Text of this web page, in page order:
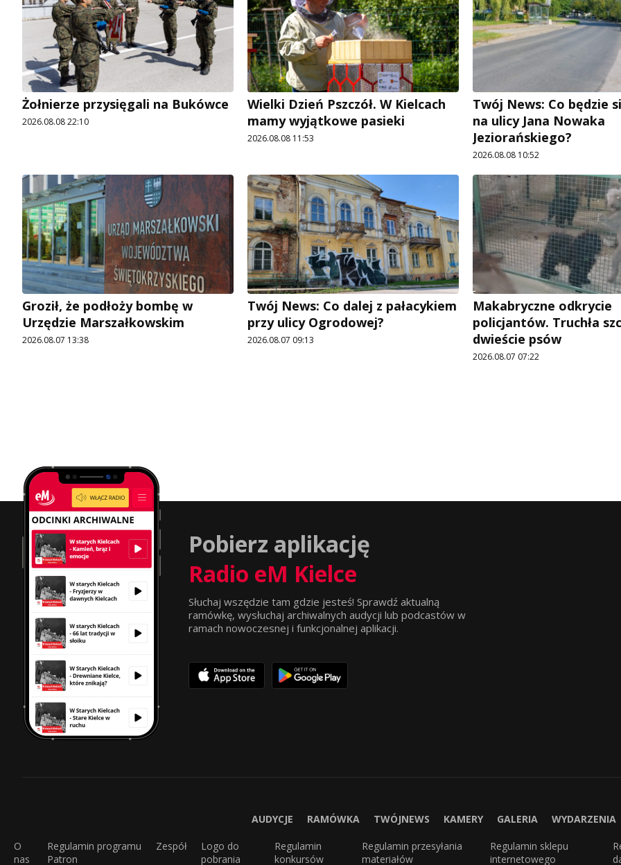
Żołnierze przysięgali na Bukówce
2026.08.08 22:10
Wielki Dzień Pszczół. W Kielcach
mamy wyjątkowe pasieki
2026.08.08 11:53
Twój News: Co będzie
na ulicy Jana Nowaka
Jeziorańskiego?
2026.08.08 10:52
Groził, że podłoży bombę w
Urzędzie Marszałkowskim
2026.08.07 13:38
Twój News: Co dalej z pałacykiem
przy ulicy Ogrodowej?
2026.08.07 09:13
Makabryczne odkrycie
policjantów. Truchła
dwieście psów
2026.08.07 07:22
Pobierz aplikację
Radio eM Kielce
Słuchaj wszędzie tam gdzie jesteś! Sprawdź aktualną
ramówkę, wysłuchaj archiwalnych audycji lub podcastów w
ramach nowoczesnej i funkcjonalnej aplikacji.
AUDYCJE RAMÓWKA TWÓJNEWS KAMERY GALERIA WYDARZENIA
O
nas
Regulamin programu
Patron
Zespół
Logo do
pobrania
Regulamin
konkursów
Regulamin przesyłania
materiałów
Regulamin sklepu
internetowego